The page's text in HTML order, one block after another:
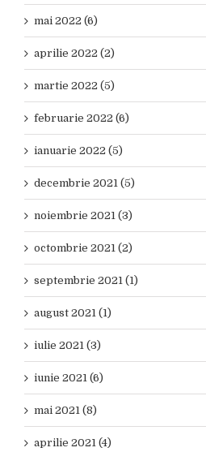
mai 2022 (6)
aprilie 2022 (2)
martie 2022 (5)
februarie 2022 (6)
ianuarie 2022 (5)
decembrie 2021 (5)
noiembrie 2021 (3)
octombrie 2021 (2)
septembrie 2021 (1)
august 2021 (1)
iulie 2021 (3)
iunie 2021 (6)
mai 2021 (8)
aprilie 2021 (4)